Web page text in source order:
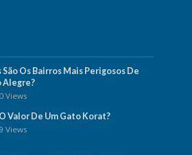
São Os Bairros Mais Perigosos De
Alegre?
Views
Valor De Um Gato Korat?
Views